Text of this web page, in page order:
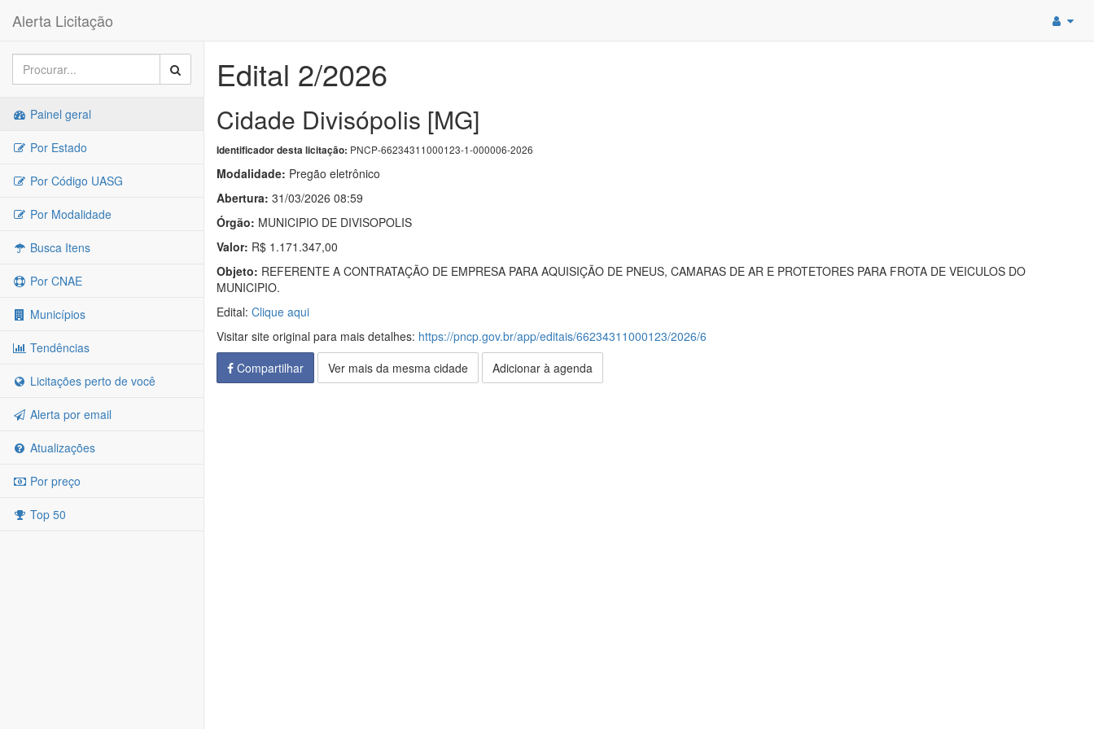
Alerta Licitação
Painel geral
Por Estado
Por Código UASG
Por Modalidade
Busca Itens
Por CNAE
Municípios
Tendências
Licitações perto de você
Alerta por email
Atualizações
Por preço
Top 50
Edital 2/2026
Cidade Divisópolis [MG]
Identificador desta licitação: PNCP-66234311000123-1-000006-2026
Modalidade: Pregão eletrônico
Abertura: 31/03/2026 08:59
Órgão: MUNICIPIO DE DIVISOPOLIS
Valor: R$ 1.171.347,00
Objeto: REFERENTE A CONTRATAÇÃO DE EMPRESA PARA AQUISIÇÃO DE PNEUS, CAMARAS DE AR E PROTETORES PARA FROTA DE VEICULOS DO
MUNICIPIO.
Edital: Clique aqui
Visitar site original para mais detalhes: https://pncp.gov.br/app/editais/66234311000123/2026/6
Compartilhar
Ver mais da mesma cidade Adicionar à agenda